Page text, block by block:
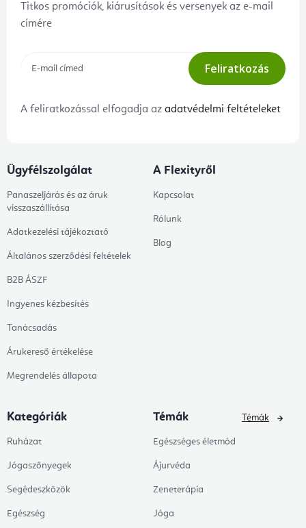
Titkos promóciók, kiárusítások és versenyek az e-mail
címére
Feliratkozás
A feliratkozással elfogadja az adatvédelmi feltételeket
Ügyfélszolgálat
Panaszeljárás és az áruk
visszaszállítása
Adatkezelési tájékoztató
Általános szerződési feltételek
B2B ÁSZF
Ingyenes kézbesítés
Tanácsadás
Árukereső értékelése
Megrendelés állapota
A Flexityről
Kapcsolat
Rólunk
Blog
Kategóriák
Ruházat
Jógaszőnyegek
Segédeszközök
Egészség
Témák
Egészséges életmód
Ájurvéda
Zeneterápia
Jóga
Témák